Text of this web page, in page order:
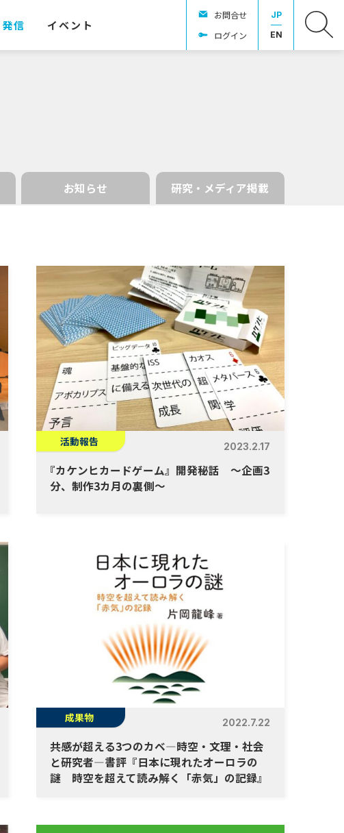
発信 イベント
お問合せ
ログイン
JP
EN
お知らせ 研究・メディア掲載
活動報告 2023.2.17
『カケンヒカードゲーム』開発秘話 ～企画3
分、制作3カ月の裏側～
成果物 2022.7.22
共感が超える3つのカベ―時空・文理・社会
と研究者―書評『日本に現れたオーロラの
謎 時空を超えて読み解く「赤気」の記録』